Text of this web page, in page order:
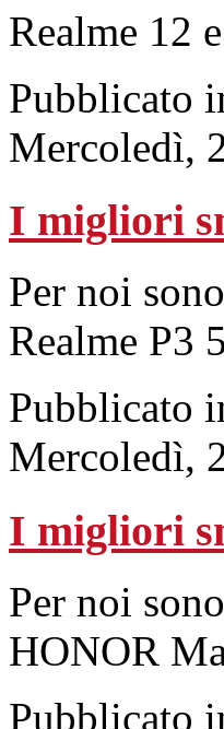
Realme 12
Pubblicato
Mercoledì,
I migliori
Per noi
Realme P3
Pubblicato
Mercoledì,
I migliori
Per noi
HONOR
Pubblicato